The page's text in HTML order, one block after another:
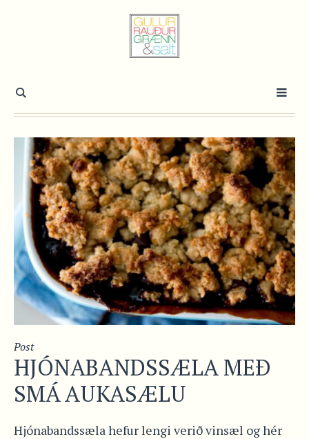
Post
HJÓNABANDSSÆLA MEÐ
SMÁ AUKASÆLU
Hjónabandssæla hefur lengi verið vinsæl og hér